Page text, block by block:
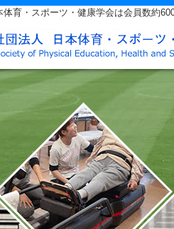
体育・スポーツ・健康学会は会員数約